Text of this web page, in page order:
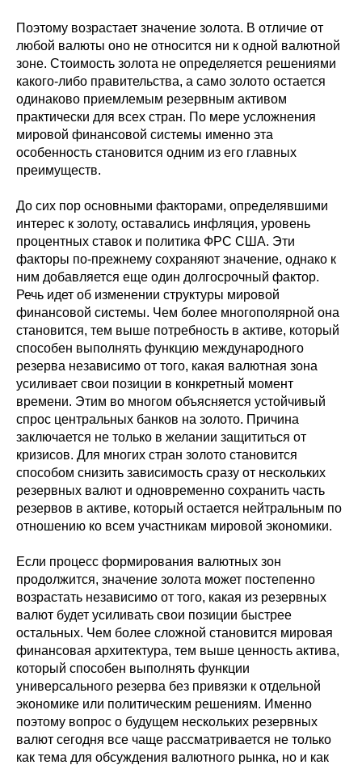
Поэтому возрастает значение золота. В отличие от
любой валюты оно не относится ни к одной валютной
зоне. Стоимость золота не определяется решениями
какого-либо правительства, а само золото остается
одинаково приемлемым резервным активом
практически для всех стран. По мере усложнения
мировой финансовой системы именно эта
особенность становится одним из его главных
преимуществ.
До сих пор основными факторами, определявшими
интерес к золоту, оставались инфляция, уровень
процентных ставок и политика ФРС США. Эти
факторы по-прежнему сохраняют значение, однако к
ним добавляется еще один долгосрочный фактор.
Речь идет об изменении структуры мировой
финансовой системы. Чем более многополярной она
становится, тем выше потребность в активе, который
способен выполнять функцию международного
резерва независимо от того, какая валютная зона
усиливает свои позиции в конкретный момент
времени. Этим во многом объясняется устойчивый
спрос центральных банков на золото. Причина
заключается не только в желании защититься от
кризисов. Для многих стран золото становится
способом снизить зависимость сразу от нескольких
резервных валют и одновременно сохранить часть
резервов в активе, который остается нейтральным по
отношению ко всем участникам мировой экономики.
Если процесс формирования валютных зон
продолжится, значение золота может постепенно
возрастать независимо от того, какая из резервных
валют будет усиливать свои позиции быстрее
остальных. Чем более сложной становится мировая
финансовая архитектура, тем выше ценность актива,
который способен выполнять функции
универсального резерва без привязки к отдельной
экономике или политическим решениям. Именно
поэтому вопрос о будущем нескольких резервных
валют сегодня все чаще рассматривается не только
как тема для обсуждения валютного рынка, но и как